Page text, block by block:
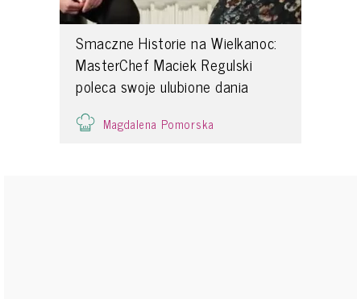
Smaczne Historie na Wielkanoc:
MasterChef Maciek Regulski
poleca swoje ulubione dania
Magdalena Pomorska